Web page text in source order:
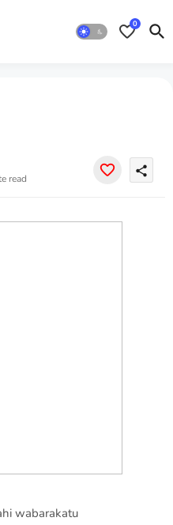
0
read
share
wabarakatu